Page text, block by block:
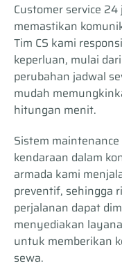
Customer service
memastikan
Tim CS kami
keperluan, mulai
perubahan jadwal
mudah
hitungan menit.
Sistem
kendaraan dalam
armada kami
preventif, sehingga
perjalanan dapat
menyediakan
untuk memberikan
sewa.